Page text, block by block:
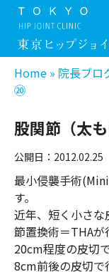
Home » 院長ブロ
⑳
股関節（太
公開日：2012.02.25
最小侵襲手術
す。
近年、短く小さ
節置換術＝THAが
20cm程度の皮切
8cm前後の皮切で